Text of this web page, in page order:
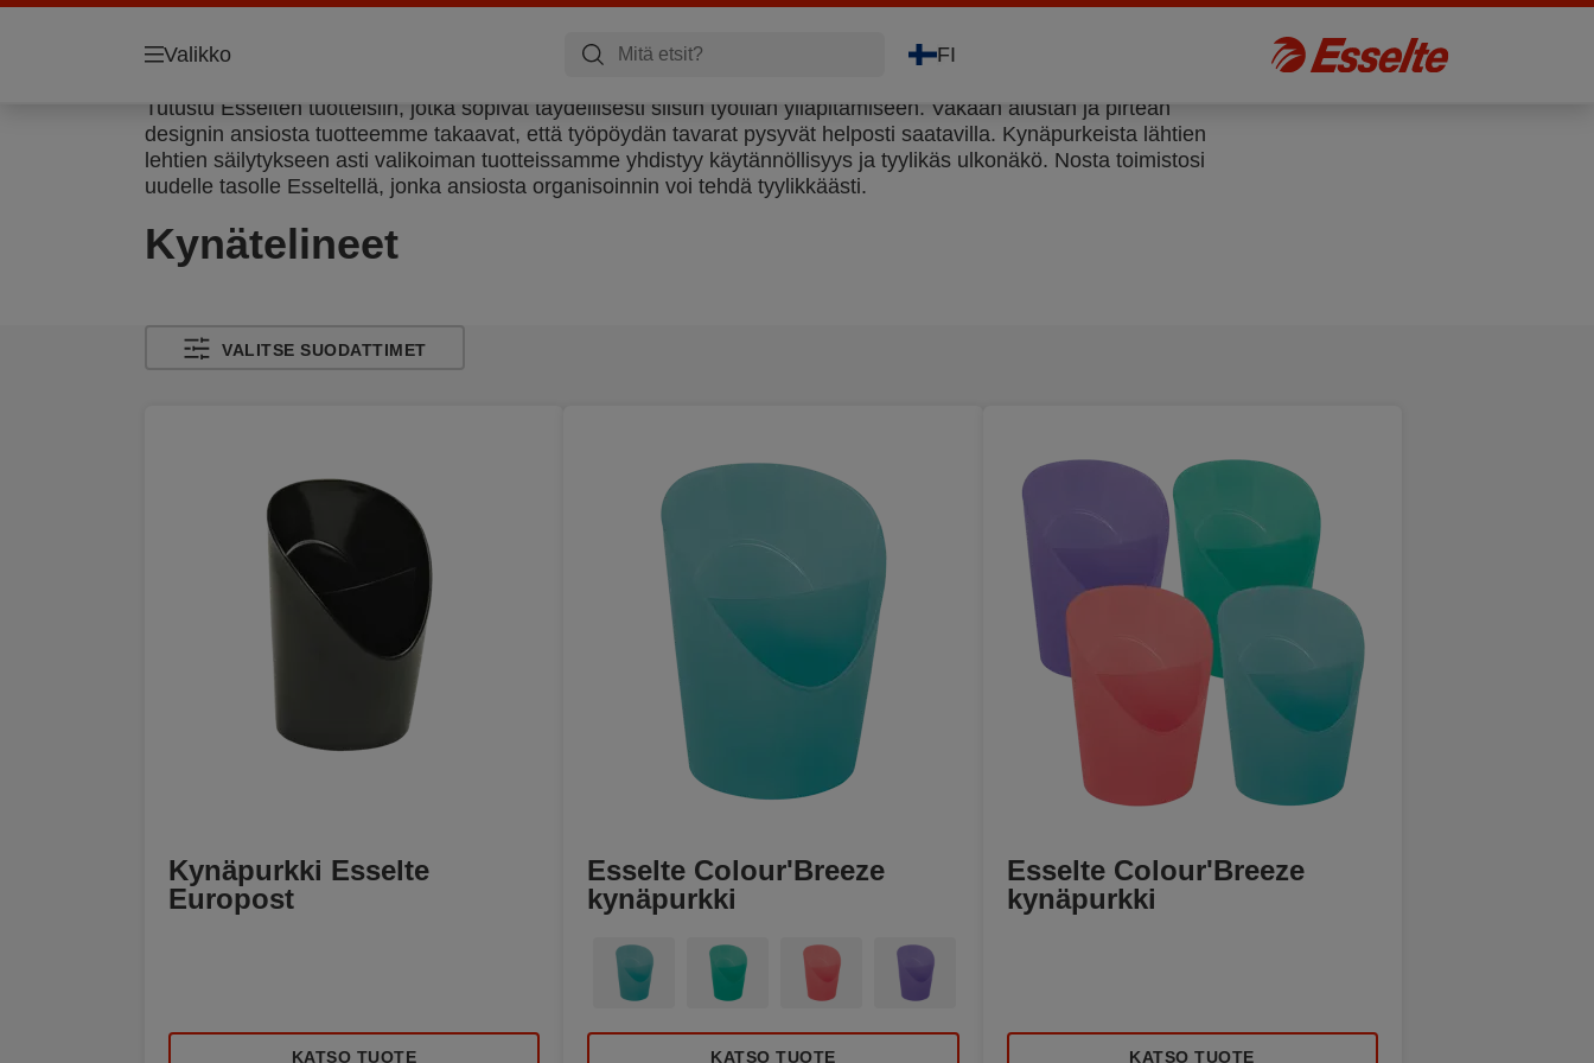
Valikko FI
Tutustu Esselten tuotteisiin, jotka sopivat täydellisesti siistin työtilan ylläpitämiseen. Vakaan alustan ja pirteän
designin ansiosta tuotteemme takaavat, että työpöydän tavarat pysyvät helposti saatavilla. Kynäpurkeista lähtien
lehtien säilytykseen asti valikoiman tuotteissamme yhdistyy käytännöllisyys ja tyylikäs ulkonäkö. Nosta toimistosi
uudelle tasolle Esseltellä, jonka ansiosta organisoinnin voi tehdä tyylikkäästi.
Kynätelineet
VALITSE SUODATTIMET
Kynäpurkki Esselte
Europost
KATSO TUOTE
Esselte Colour'Breeze
kynäpurkki
KATSO TUOTE
Esselte Colour'Breeze
kynäpurkki
KATSO TUOTE